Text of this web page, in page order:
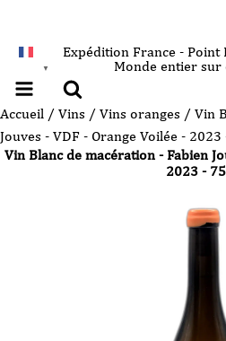
▼
Expédition France -
Monde entier sur
Accueil / Vins / Vins oranges / Vin
Jouves - VDF - Orange Voilée - 2023
Vin Blanc de macération - Fabien
2023 -